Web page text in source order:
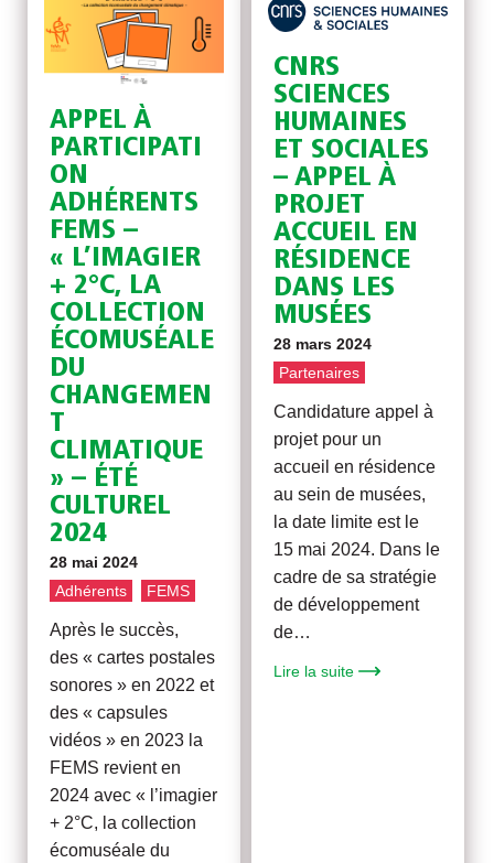
APPEL À
PARTICIPATI
ON
ADHÉRENTS
FEMS –
« L’IMAGIER
+ 2°C, LA
COLLECTION
ÉCOMUSÉALE
DU
CHANGEMEN
T
CLIMATIQUE
» – ÉTÉ
CULTUREL
2024
28 mai 2024
Adhérents
FEMS
Après le succès,
des « cartes postales
sonores » en 2022 et
des « capsules
vidéos » en 2023 la
FEMS revient en
2024 avec « l’imagier
+ 2°C, la collection
écomuséale du
CNRS
SCIENCES
HUMAINES
ET SOCIALES
– APPEL À
PROJET
ACCUEIL EN
RÉSIDENCE
DANS LES
MUSÉES
28 mars 2024
Partenaires
Candidature appel à
projet pour un
accueil en résidence
au sein de musées,
la date limite est le
15 mai 2024. Dans le
cadre de sa stratégie
de développement
de…
Lire la suite